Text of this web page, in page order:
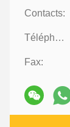
Contacts:
Téléphone:
Fax: